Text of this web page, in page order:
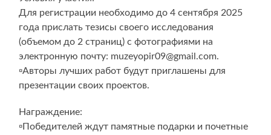
Для регистрации необходимо до 4 сентября 2025
года прислать тезисы своего исследования
(объемом до 2 страниц) с фотографиями на
электронную почту: muzeyopir09@gmail.com.
▫️Авторы лучших работ будут приглашены для
презентации своих проектов.
Награждение:
▫️Победителей ждут памятные подарки и почетные